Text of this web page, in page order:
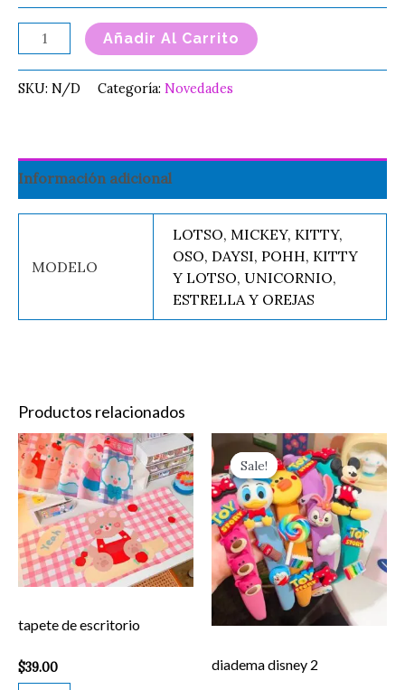
Añadir Al Carrito
SKU: N/D Categoría: Novedades
Información adicional
MODELO
LOTSO, MICKEY, KITTY,
OSO, DAYSI, POHH, KITTY
Y LOTSO, UNICORNIO,
ESTRELLA Y OREJAS
Productos relacionados
tapete de escritorio
$39.00
tapete
de
escritorio
cantidad
Sale!
Sale!
diadema disney 2
Original
price
was:
$39.00.
Current
price
is:
$19.00.